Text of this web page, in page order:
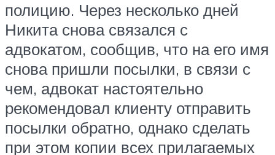
полицию. Через несколько дней
Никита снова связался с
адвокатом, сообщив, что на его имя
снова пришли посылки, в связи с
чем, адвокат настоятельно
рекомендовал клиенту отправить
посылки обратно, однако сделать
при этом копии всех прилагаемых